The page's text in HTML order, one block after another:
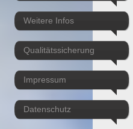
Weitere Infos
Qualitätssicherung
Impressum
Datenschutz